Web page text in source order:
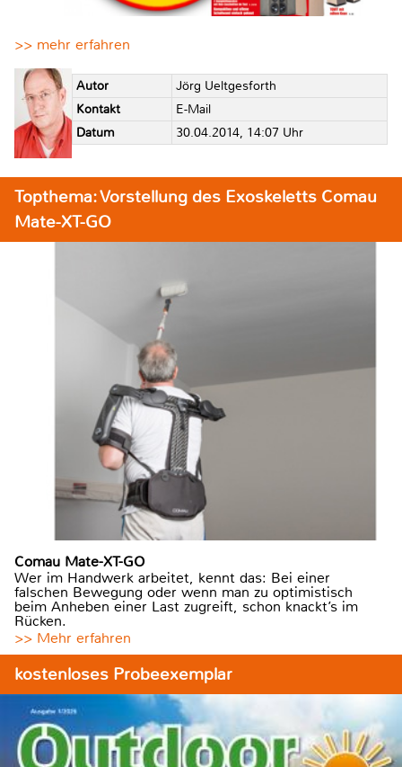
>> mehr erfahren
Autor
Jörg Ueltgesforth
Kontakt
E-Mail
Datum
30.04.2014, 14:07 Uhr
Topthema: Vorstellung des Exoskeletts Comau
Mate-XT-GO
Comau Mate-XT-GO
Wer im Handwerk arbeitet, kennt das: Bei einer
falschen Bewegung oder wenn man zu optimistisch
beim Anheben einer Last zugreift, schon knackt’s im
Rücken.
>> Mehr erfahren
kostenloses Probeexemplar